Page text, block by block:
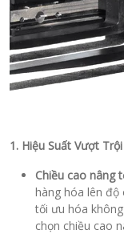
1. Hiệu Suất Vượt Trội
Chiều cao nâng
hàng hóa lên độ
tối ưu hóa
chọn chiều cao